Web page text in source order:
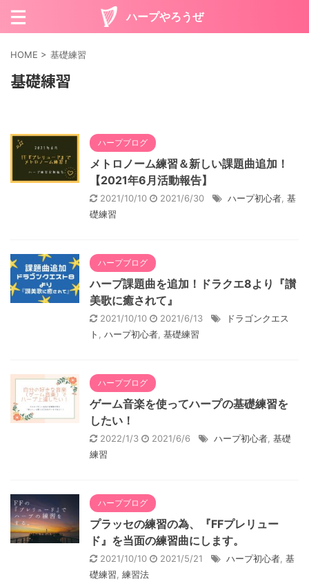
ハープやろうぜ
HOME > 基礎練習
基礎練習
ハープブログ
メトロノーム練習＆新しい課題曲追加！
【2021年6月活動報告】
2021/10/10 2021/6/30 ハープ初心者 基
礎練習
ハープブログ
ハープ課題曲を追加！ドラクエ8より『讃
美歌に癒されて』
2021/10/10 2021/6/13
ドラゴンクエス
ト
ハープ初心者 基礎練習
ハープブログ
ゲーム音楽を使ってハープの基礎練習を
したい！
2022/1/3 2021/6/6 ハープ初心者 基礎
練習
ハープブログ
プラッセの練習の為、『FFプレリュー
ド』を当面の練習曲にします。
2021/10/10 2021/5/21 ハープ初心者 基
礎練習 練習法